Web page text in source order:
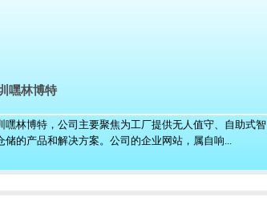
嘿林博特
嘿林博特，公司主要聚焦为工厂提供无人值守、自助式智
储的产品和解决方案。公司的企业网站，属自响...